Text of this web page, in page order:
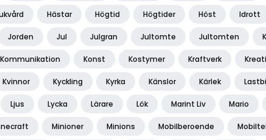
Hästar Högtid Högtider Höst Idrott
Jorden Jul Julgran Jultomte Jultomten
Kommunikation Konst Kostymer Kraftverk
Kvinnor Kyckling Kyrka Känslor Kärlek
Ljus Lycka Lärare Lök Marint Liv Mario
Minioner Minions Mobilberoende